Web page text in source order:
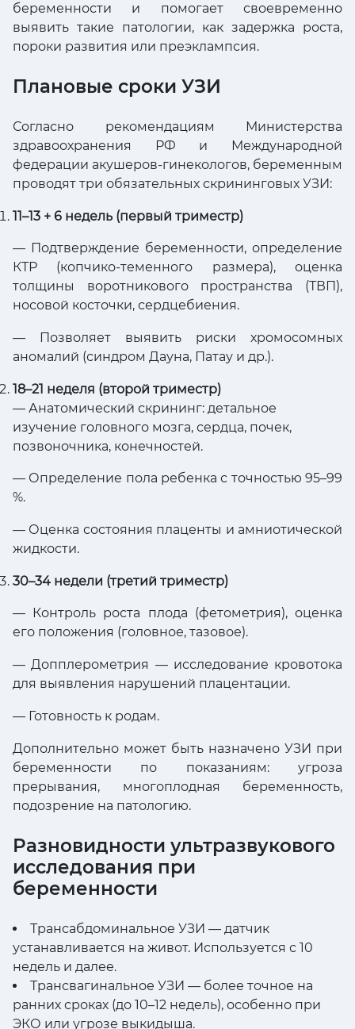
беременности и помогает своевременно
выявить такие патологии, как задержка роста,
пороки развития или преэклампсия.
Плановые сроки УЗИ
Согласно рекомендациям Министерства
здравоохранения РФ и Международной
федерации акушеров-гинекологов, беременным
проводят три обязательных скрининговых УЗИ:
11–13 + 6 недель (первый триместр)
— Подтверждение беременности, определение
КТР (копчико-теменного размера), оценка
толщины воротникового пространства (ТВП),
носовой косточки, сердцебиения.
— Позволяет выявить риски хромосомных
аномалий (синдром Дауна, Патау и др.).
18–21 неделя (второй триместр)
— Анатомический скрининг: детальное
изучение головного мозга, сердца, почек,
позвоночника, конечностей.
— Определение пола ребенка с точностью 95–99
%.
— Оценка состояния плаценты и амниотической
жидкости.
30–34 недели (третий триместр)
— Контроль роста плода (фетометрия), оценка
его положения (головное, тазовое).
— Допплерометрия — исследование кровотока
для выявления нарушений плацентации.
— Готовность к родам.
Дополнительно может быть назначено УЗИ при
беременности по показаниям: угроза
прерывания, многоплодная беременность,
подозрение на патологию.
Разновидности ультразвукового
исследования при
беременности
Трансабдоминальное УЗИ — датчик
устанавливается на живот. Используется с 10
недель и далее.
Трансвагинальное УЗИ — более точное на
ранних сроках (до 10–12 недель), особенно при
ЭКО или угрозе выкидыша.